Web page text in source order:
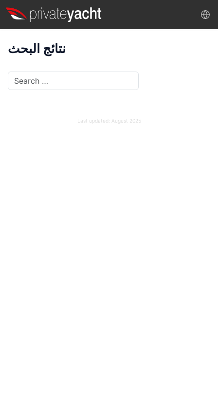
نتائج البحث
Search
Last updated: August 2025